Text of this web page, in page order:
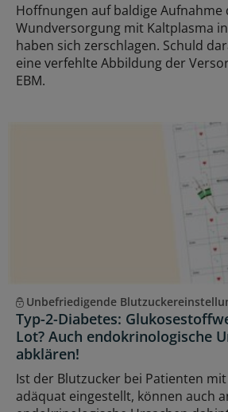
Hoffnungen auf baldige Aufnahme
Wundversorgung mit Kaltplasma
haben sich zerschlagen. Schuld
eine verfehlte Abbildung der
EBM.
Unbefriedigende
Typ-2-Diabetes:
Lot? Auch endokrinologische
abklären!
Ist der Blutzucker bei Patienten
adäquat eingestellt, können auch